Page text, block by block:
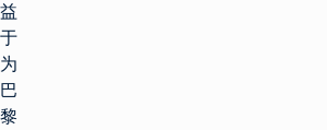
益
于
为
巴
黎